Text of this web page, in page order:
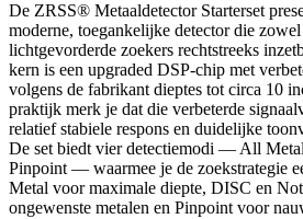
De ZRSS® Metaaldetector Starterset
moderne, toegankelijke detector die
lichtgevorderde zoekers rechtstreeks
kern is een upgraded DSP-chip met
volgens de fabrikant dieptes tot circa 10
praktijk merk je dat die verbeterde
relatief stabiele respons en duidelijke
De set biedt vier detectiemodi — All
Pinpoint — waarmee je de zoekstrategie
Metal voor maximale diepte, DISC en
ongewenste metalen en Pinpoint voor